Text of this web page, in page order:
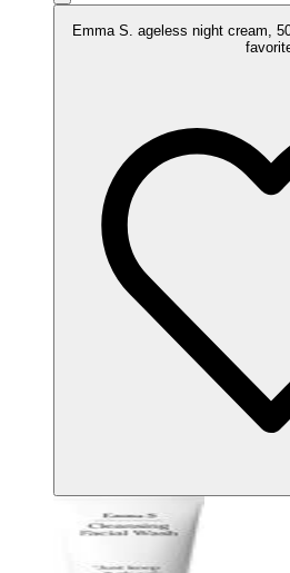
Emma S. ageless night cream,